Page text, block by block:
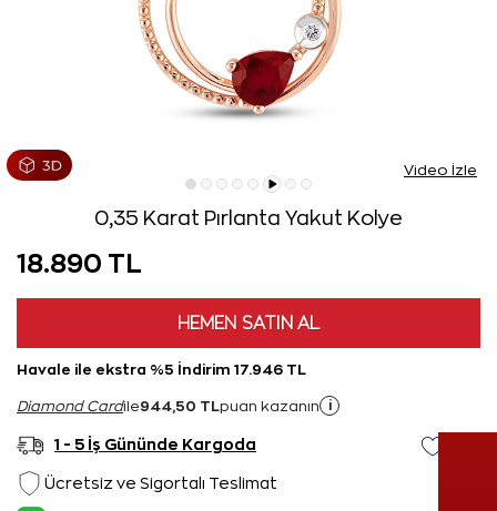
Video İzle
0,35 Karat Pırlanta Yakut Kolye
18.890 TL
HEMEN SATIN AL
Havale ile ekstra %5 İndirim 17.946 TL
Diamond Cardile944,50 TL puan kazanın i
1 - 5 İş Gününde Kargoda
Ücretsiz ve Sigortalı Teslimat